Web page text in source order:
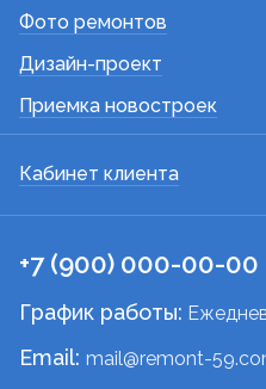
Фото ремонтов
Дизайн-проект
Приемка новостроек
Кабинет клиента
+7 (900) 000-00-00
График работы:
Email: mail@remont-